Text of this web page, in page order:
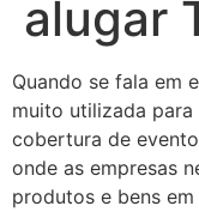
alugar
Quando se fala em
muito utilizada
cobertura de
onde as empresas
produtos e bens